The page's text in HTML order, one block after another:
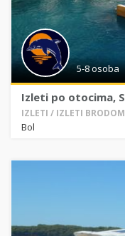
5-8 osoba
Izleti po otocima,
IZLETI / IZLETI BRODOM
Bol